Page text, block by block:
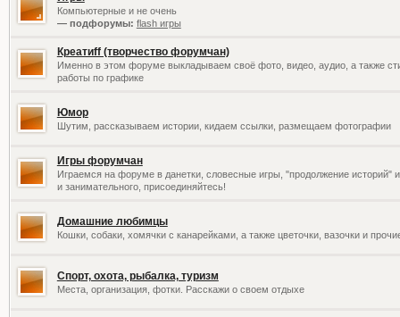
Компьютерные и не очень
— подфорумы: flash игры
Креатиff (творчество форумчан)
Именно в этом форуме выкладываем своё фото, видео, аудио, а также
работы по графике
Юмор
Шутим, рассказываем истории, кидаем ссылки, размещаем фотографии
Игры форумчан
Играемся на форуме в данетки, словесные игры, "продолжение историй"
и занимательного, присоединяйтесь!
Домашние любимцы
Кошки, собаки, хомячки с канарейками, а также цветочки, вазочки и
Спорт, охота, рыбалка, туризм
Места, организация, фотки. Расскажи о своем отдыхе